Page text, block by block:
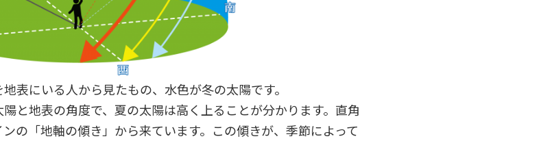
表にいる人から見たもの、水色が冬の太陽です。
と地表の角度で、夏の太陽は高く上ることが分かります。直角
の「地軸の傾き」から来ています。この傾きが、季節によって